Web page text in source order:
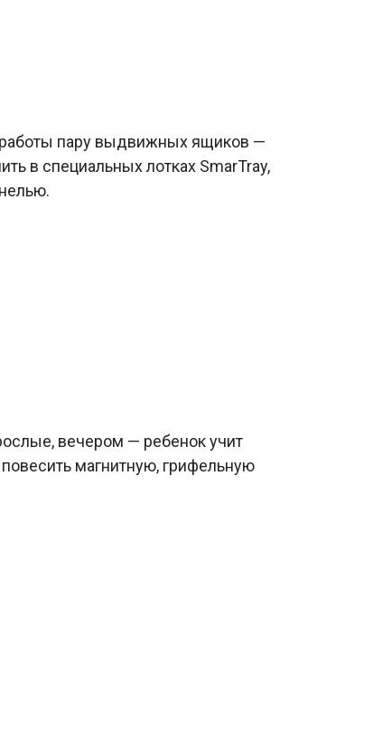
работы пару выдвижных ящиков —
в специальных лотках SmarTray,
вечером — ребенок учит
магнитную, грифельную